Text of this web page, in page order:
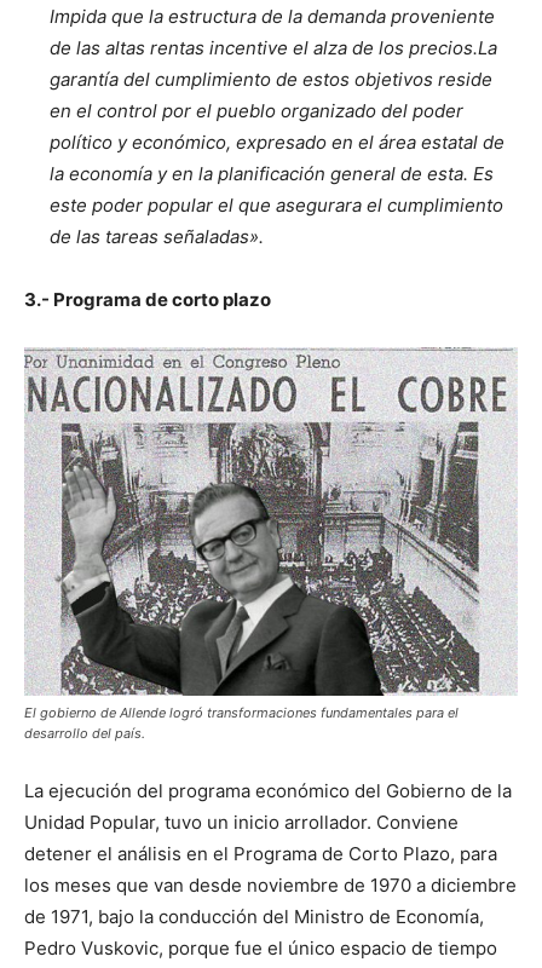
Impida que la estructura de la demanda proveniente
de las altas rentas incentive el alza de los precios.La
garantía del cumplimiento de estos objetivos reside
en el control por el pueblo organizado del poder
político y económico, expresado en el área estatal de
la economía y en la planificación general de esta. Es
este poder popular el que asegurara el cumplimiento
de las tareas señaladas».
3.- Programa de corto plazo
El gobierno de Allende logró transformaciones fundamentales para el
desarrollo del país.
La ejecución del programa económico del Gobierno de la
Unidad Popular, tuvo un inicio arrollador. Conviene
detener el análisis en el Programa de Corto Plazo, para
los meses que van desde noviembre de 1970 a diciembre
de 1971, bajo la conducción del Ministro de Economía,
Pedro Vuskovic, porque fue el único espacio de tiempo